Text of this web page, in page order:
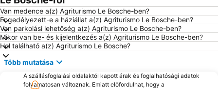
Bellariva
Rimini railway station
Beach 62
Marina Lido
San Mauro Mare
Gatteo a Mare
Delfinario Rimini
Bellaria Igea Marina Lido
Cattolica Lido
Cerasolo
Rimini Fiera
Van medence a(z) Agriturismo Le Bosche-ben?
Engedélyezett-e a háziállat a(z) Agriturismo Le Bosche-ben?
Van parkolási lehetőség a(z) Agriturismo Le Bosche-ben?
Mikor van be- és kijelentkezés a(z) Agriturismo Le Bosche-ben?
Hol található a(z) Agriturismo Le Bosche?
Több mutatása
A szállásfoglalási oldalaktól kapott árak és foglalhatósági adatok
folyamatosan változnak. Emiatt előfordulhat, hogy a